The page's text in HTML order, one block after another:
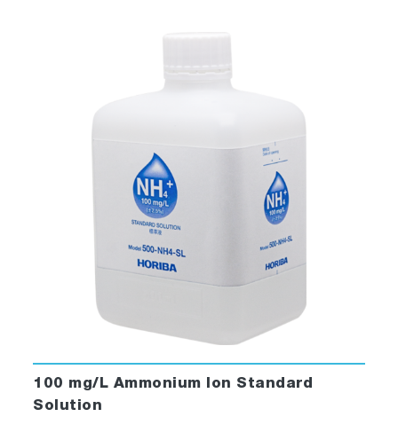
100 mg/L Ammonium Ion Standard
Solution